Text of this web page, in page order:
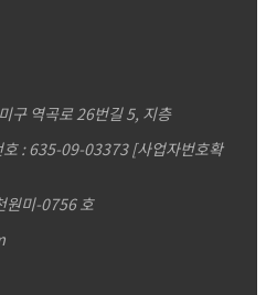
구 역곡로 26번길 5, 지층
호 : 635-09-03373[사업자번호확
원미-0756 호